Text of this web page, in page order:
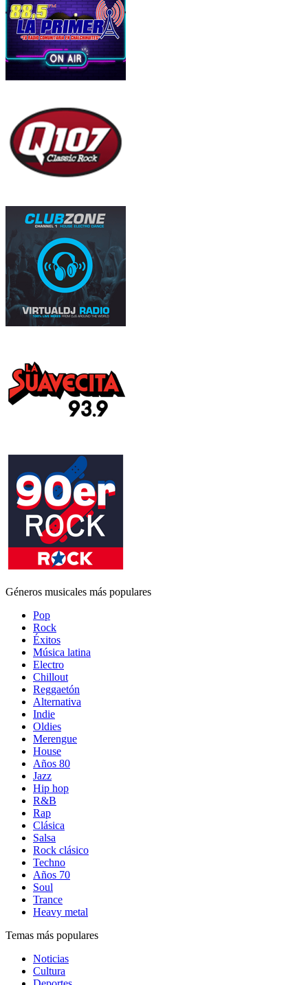
Géneros musicales más populares
Pop
Rock
Éxitos
Música latina
Electro
Chillout
Reggaetón
Alternativa
Indie
Oldies
Merengue
House
Años 80
Jazz
Hip hop
R&B
Rap
Clásica
Salsa
Rock clásico
Techno
Años 70
Soul
Trance
Heavy metal
Temas más populares
Noticias
Cultura